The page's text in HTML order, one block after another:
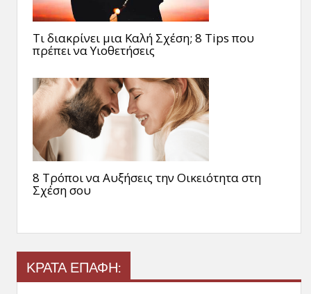
Τι διακρίνει μια Καλή Σχέση; 8 Tips που
πρέπει να Υιοθετήσεις
8 Τρόποι να Αυξήσεις την Οικειότητα στη
Σχέση σου
ΚΡΑΤΑ ΕΠΑΦΗ: